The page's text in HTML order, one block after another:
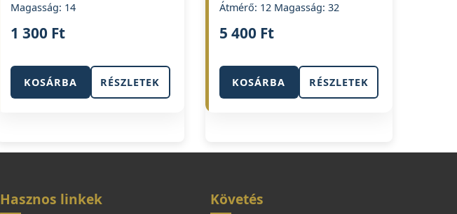
Magasság: 14
1 300 Ft
KOSÁRBA RÉSZLETEK
Átmérő: 12 Magasság: 32
5 400 Ft
KOSÁRBA RÉSZLETEK
Hasznos linkek Követés